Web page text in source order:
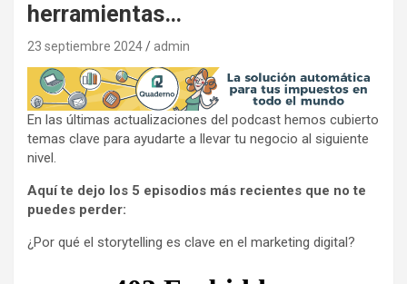
herramientas…
23 septiembre 2024 admin
En las últimas actualizaciones del podcast hemos cubierto
temas clave para ayudarte a llevar tu negocio al siguiente
nivel.
Aquí te dejo los 5 episodios más recientes que no te
puedes perder:
¿Por qué el storytelling es clave en el marketing digital?